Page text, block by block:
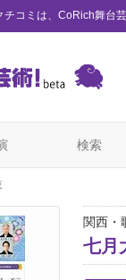
コミは、CoRich舞台芸
検索
関西・
七月